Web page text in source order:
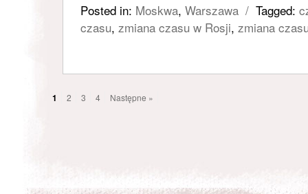
Posted in: Moskwa, Warszawa / Tagged:
czasu, zmiana czasu w Rosji, zmiana
1 2 3 4 Następne »